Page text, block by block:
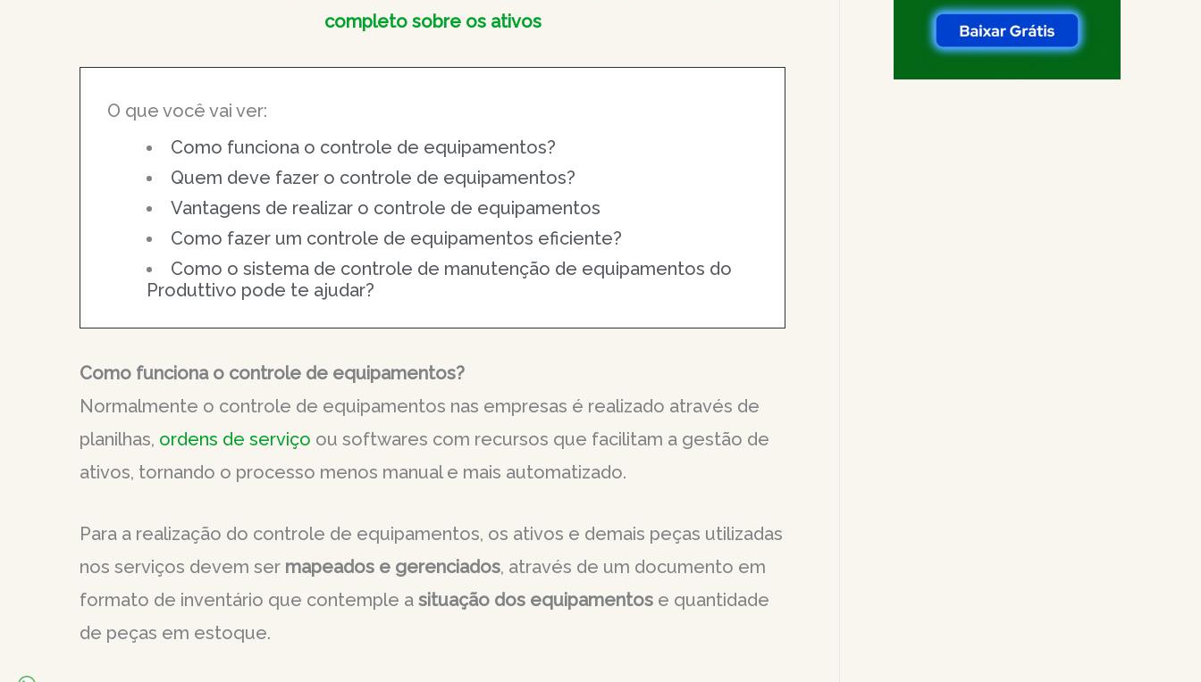
completo sobre os ativos
O que você vai ver:
Como funciona o controle de equipamentos?
Quem deve fazer o controle de equipamentos?
Vantagens de realizar o controle de equipamentos
Como fazer um controle de equipamentos eficiente?
Como o sistema de controle de manutenção de equipamentos do
Produttivo pode te ajudar?
Como funciona o controle de equipamentos?
Normalmente o controle de equipamentos nas empresas é realizado através de
planilhas, ordens de serviço ou softwares com recursos que facilitam a gestão de
ativos, tornando o processo menos manual e mais automatizado.
Para a realização do controle de equipamentos, os ativos e demais peças utilizadas
nos serviços devem ser mapeados e gerenciados, através de um documento em
formato de inventário que contemple a situação dos equipamentos e quantidade
de peças em estoque.